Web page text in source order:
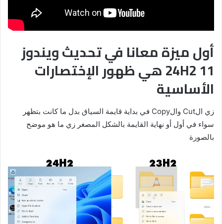
أول ميزة معانا في تحديث ويندوز
11 24H2 هي ظهور الإختصارات
الأساسية
زي الCut والCopy في بداية قايمة السياق بدل ما كانت بتظهر
سواء في أول أو نهاية القايمة بالشكل المصغر زي ما هو موضح
بالصورة